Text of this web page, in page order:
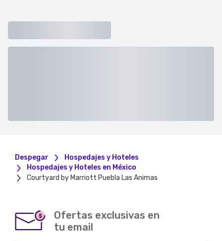
Despegar
Hospedajes y Hoteles
Hospedajes y Hoteles en México
Courtyard by Marriott Puebla Las Animas
$
Ofertas exclusivas en
tu email